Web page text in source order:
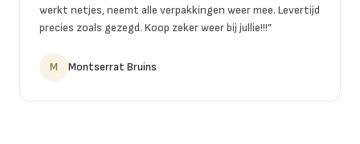
werkt netjes, neemt alle verpakkingen weer mee. Levertijd
precies zoals gezegd. Koop zeker weer bij jullie!!!”
M Montserrat Bruins